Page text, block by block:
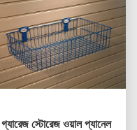
গ্যারেজ স্টোরেজ ওয়াল প্যানেল